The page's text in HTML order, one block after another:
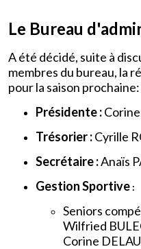
Le Bureau
A été décidé, suite à
membres du bureau, la
pour la saison prochaine:
Présidente :
Trésorier :Cyrille
Secrétaire :Anaïs
Gestion Sportive :
Seniors
Wilfried
Corine